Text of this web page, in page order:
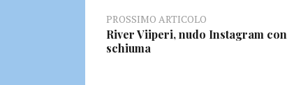
PROSSIMO ARTICOLO
River Viiperi, nudo Instagram con
schiuma